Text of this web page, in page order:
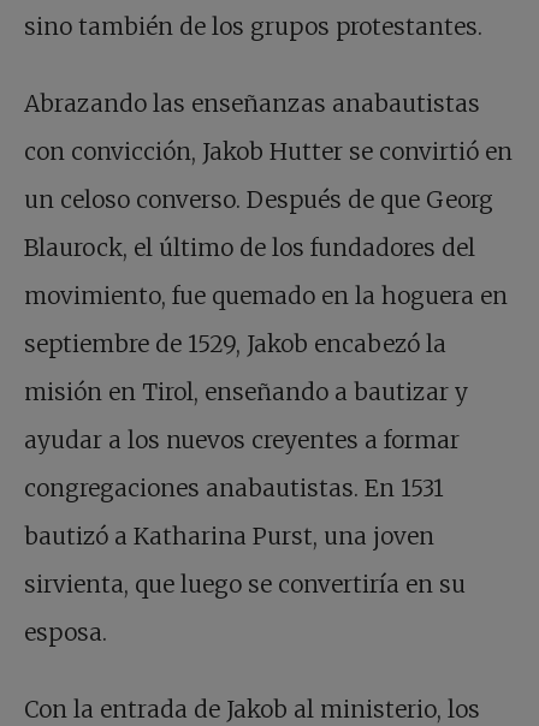
sino también de los grupos protestantes.
Abrazando las enseñanzas anabautistas
con convicción, Jakob Hutter se convirtió en
un celoso converso. Después de que Georg
Blaurock, el último de los fundadores del
movimiento, fue quemado en la hoguera en
septiembre de 1529, Jakob encabezó la
misión en Tirol, enseñando a bautizar y
ayudar a los nuevos creyentes a formar
congregaciones anabautistas. En 1531
bautizó a Katharina Purst, una joven
sirvienta, que luego se convertiría en su
esposa.
Con la entrada de Jakob al ministerio, los